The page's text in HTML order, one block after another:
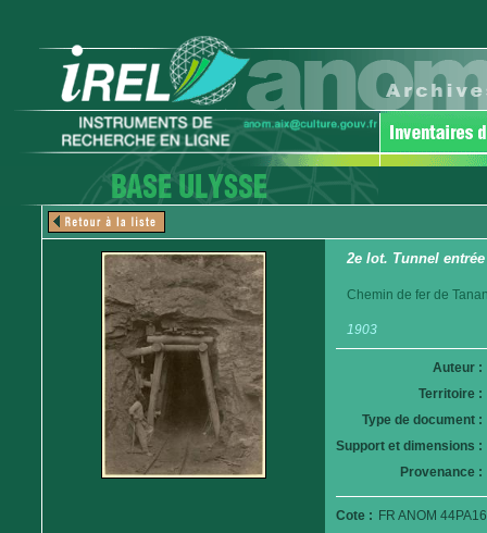
2e lot. Tunnel
Chemin de fer de
1903
Auteur :
Territoire :
Type de document :
Support et dimensions :
Provenance :
Cote : FR ANOM